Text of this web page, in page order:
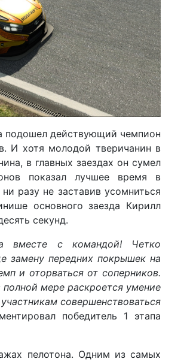
подошел действующий чемпион
И хотя молодой тверичанин в
в главных заездах он сумел
показал лучшее время в
разу не заставив усомниться
основного заезда Кирилл
секунд.
вместе с командой! Четко
замену передних покрышек на
и оторваться от соперников.
полной мере раскроется умение
совершенствоваться
победитель 1 этапа
пелотона. Одним из самых